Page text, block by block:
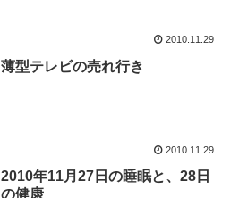
2010.11.29
薄型テレビの売れ行き
2010.11.29
2010年11月27日の睡眠と、28日
の健康